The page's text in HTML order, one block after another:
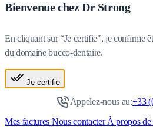
Bienvenue chez Dr Strong
En cliquant sur “Je certifie", je confirme
du domaine bucco-dentaire.
Je certifie
Appelez-nous au:+33
Mes factures Nous contacterÀ propos de